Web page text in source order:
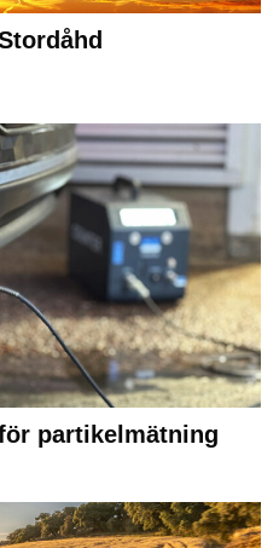
partikelmätning